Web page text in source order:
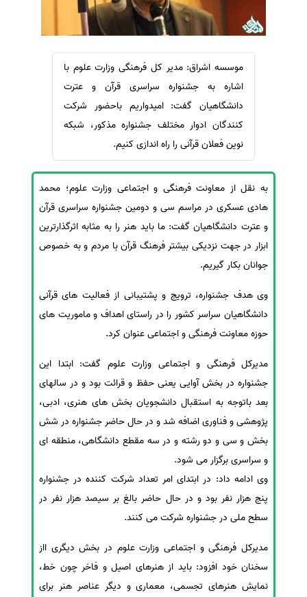
ترجمه عربی به فارسی
مشاهده همه زبان ها
سفارش ویرایش
سفارش پارافریز
سفارش فرمت‌بندی
سفارش کاهش کمیت
سفارش معرفی مجله
سفارش معرفی مقاله
سفارش معرفی کتاب
سفارش چکیده مبسوط
سفارش ترجمه مولتی‌مدیا
سفارش گویندگی
سفارش تولید محتوا
سفارش ترجمه همزمان
سفارش تهیه کاورلتر
سفارش انگیزه‌نامه‌SOP
موسسه اشراق: مدیر کل فرهنگی وزارت علوم با
اشاره به جشنواره سراسری قرآن و عترت
دانشگاهیان گفت: امیدواریم باحضور شرکت
کنندگان ادوار مختلف جشنواره مذکور، شبکه
نوین فعلان قرآنی را راه اندازی کنیم.
به نقل از معاونت فرهنگی و اجتماعی وزارت علوم؛ محمد
هادی عسکری در مراسم سی و دومین جشنواره سراسری قرآن
و عترت دانشگاهیان گفت: ما باید هنر را به مثابه اثرگذارترین
ابزار در جهت نزدیکی بیشتر فرهنگ قرآن با مردم و به خصوص
جوانان بکار گیریم.
وی هدف جشنواره، ترویج و پشتیبانی از فعالیت های قرآنی
دانشگاهیان سراسر کشور را در راستای اهداف و ماموریت های
حوزه معاونت فرهنگی و اجتماعی عنوان کرد.
مدیرکل فرهنگی و اجتماعی وزارت علوم گفت: ابتدا این
جشنواره در بخش آوایی یعنی حفظ و قرائت بود و در سالهای
بعد باتوجه به استقبال دانشجویان بخش های هنری، ادبی،
پژوهشی و فناوری اضافه شد و در حال حاضر جشنواره در شش
بخش و سی و دو رشته و در سه مقطع دانشگاهی، منطقه ای
و سراسری برگزار می شود.
وی ادامه داد: در ابتدای امر تعداد شرکت کننده در جشنواره
پنج هزار نفر بود و در حال حاضر بالغ بر سیصد هزار نفر در
سطح ملی در جشنواره شرکت می کنند.
مدیرکل فرهنگی و اجتماعی وزارت علوم در بخش دیگری ااز
سخنان خود افزود: باید از هنرهای اصیل و فاخر چون خط،
نمایش هنرهای تجسمی، معماری و دیگر عناصر هنر برای